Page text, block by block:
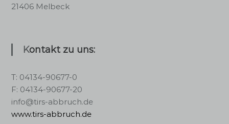
21406 Melbeck
Kontakt zu uns:
T: 04134-90677-0
F: 04134-90677-20
info@tirs-abbruch.de
www.tirs-abbruch.de